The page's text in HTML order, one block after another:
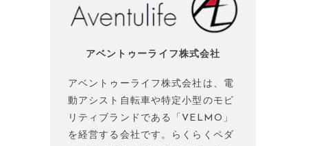
アベントゥーライフ株式会社
アベントゥーライフ株式会社は、電
動アシスト自転車や特定小型のモビ
リティブランドである「VELMO」
を経営する会社です。らくらくペダ